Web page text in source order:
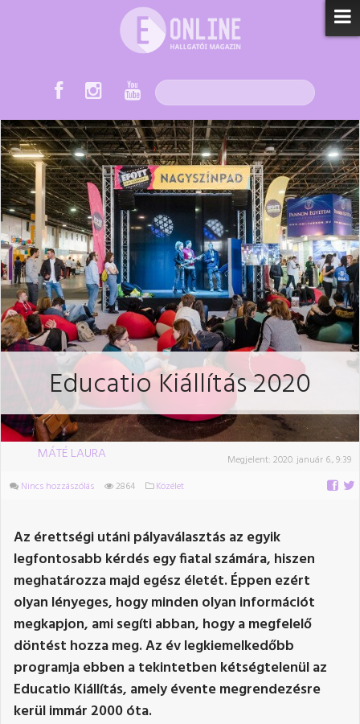
Educatio Kiállítás 2020
MÁTÉ LAURA Megjelent: 2020. január 6., 9:39
Nincs hozzászólás 2864 Közélet
Az érettségi utáni pályaválasztás az egyik
legfontosabb kérdés egy fiatal számára, hiszen
meghatározza majd egész életét. Éppen ezért
olyan lényeges, hogy minden olyan információt
megkapjon, ami segíti abban, hogy a megfelelő
döntést hozza meg. Az év legkiemelkedőbb
programja ebben a tekintetben kétségtelenül az
Educatio Kiállítás, amely évente megrendezésre
kerül immár 2000 óta.